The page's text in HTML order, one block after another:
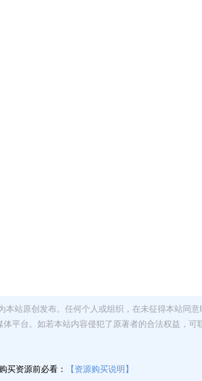
站原创发布。任何个人或组织，在未征得本站同
平台。如若本站内容侵犯了原著者的合法权益，可
购买资源前必看： 【资源购买说明】